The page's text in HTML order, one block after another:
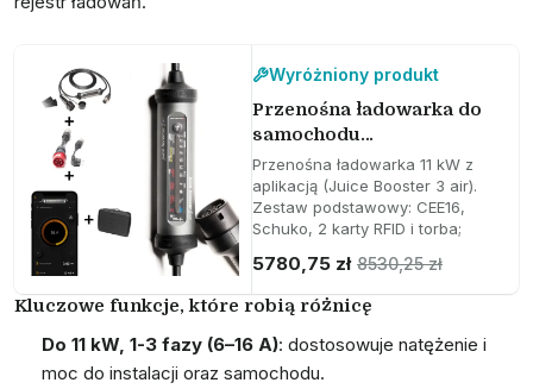
Wyróżniony produkt
Przenośna ładowarka do
samochodu
elektrycznego Juice
Booster 3 air Zestaw
Podstawowy
Przenośna ładowarka 11 kW z
aplikacją (Juice Booster 3 air).
Zestaw podstawowy: CEE16,
Schuko, 2 karty RFID i torba;
zewnątrz.
Do 11 kW (16 A)
jedno-/trójfazowa;
automatyczny wybór natężenia
prądu.
Wi-Fi/Bluetooth i pełna kontrola
5780,75 zł 8530,25 zł
Kluczowe funkcje, które robią różnicę
Do 11 kW, 1-3 fazy (6–16 A): dostosowuje natężenie i
moc do instalacji oraz samochodu.